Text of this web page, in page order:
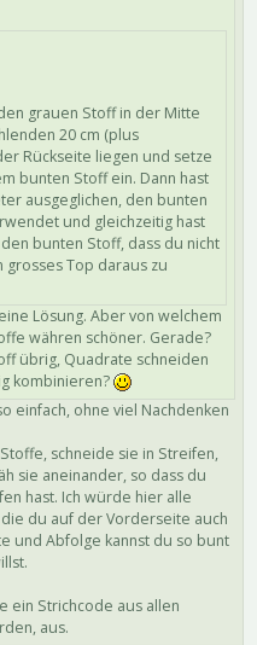
grauen Stoff in der Mitte
20 cm (plus
Rückseite liegen und setze
bunten Stoff ein. Dann hast
ausgeglichen, den bunten
und gleichzeitig hast
bunten Stoff, dass du nicht
grosses Top daraus zu
Lösung. Aber von welchem
währen schöner. Gerade?
übrig, Quadrate schneiden
kombinieren?
einfach, ohne viel Nachdenken
schneide sie in Streifen,
sie aneinander, so dass du
hast. Ich würde hier alle
du auf der Vorderseite auch
und Abfolge kannst du so bunt
ein Strichcode aus allen
aus.